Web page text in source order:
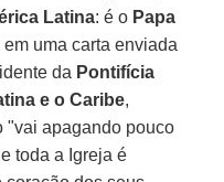
Latina: é o Papa
uma carta enviada
da Pontifícia
e o Caribe,
"vai apagando pouco
toda a Igreja é